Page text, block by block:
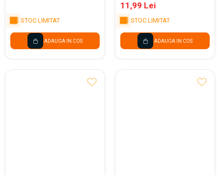
STOC LIMITAT
ADAUGA IN COS
11,99 Lei
STOC LIMITAT
ADAUGA IN COS